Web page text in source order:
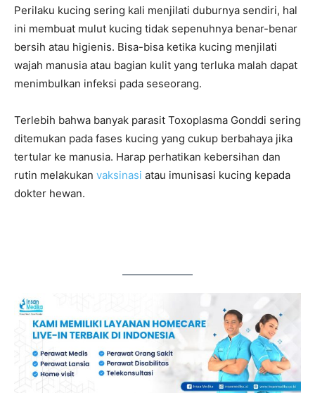
Perilaku kucing sering kali menjilati duburnya sendiri, hal
ini membuat mulut kucing tidak sepenuhnya benar-benar
bersih atau higienis. Bisa-bisa ketika kucing menjilati
wajah manusia atau bagian kulit yang terluka malah dapat
menimbulkan infeksi pada seseorang.
Terlebih bahwa banyak parasit Toxoplasma Gonddi sering
ditemukan pada fases kucing yang cukup berbahaya jika
tertular ke manusia. Harap perhatikan kebersihan dan
rutin melakukan vaksinasi atau imunisasi kucing kepada
dokter hewan.